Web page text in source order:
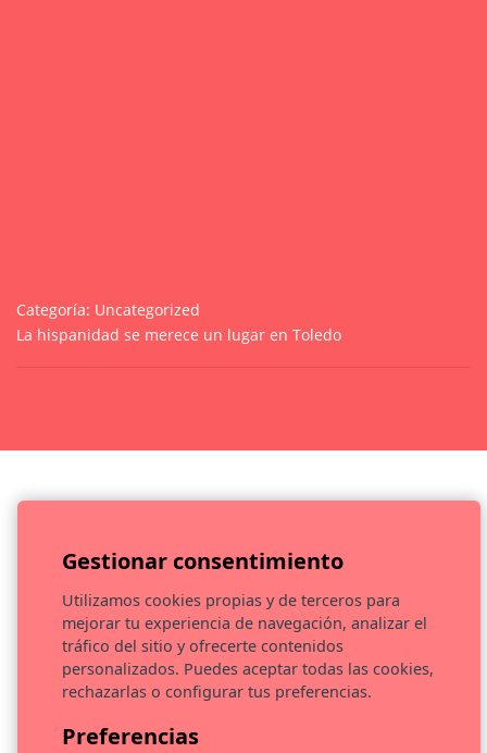
Categoría: Uncategorized
La hispanidad se merece un lugar en Toledo
EVOCA CULTURA S.L. ha sido beneficiaria del Fondo Europeo
de Desarrollo Regional cuyo objetivo es promover el
desarrollo tecnológico, la innovación y una investigación de
calidad y gracias al que ha llevado a cabo el estudio de
producto/servicio, con el objetivo de mejorar la
Gestionar consentimiento
Utilizamos cookies propias y de terceros para
mejorar tu experiencia de navegación, analizar el
tráfico del sitio y ofrecerte contenidos
personalizados. Puedes aceptar todas las cookies,
rechazarlas o configurar tus preferencias.
Preferencias